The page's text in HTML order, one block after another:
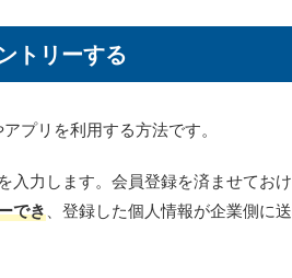
トリーする
プリを利用する方法です。
入力します。会員登録を済ませておけ
でき、登録した個人情報が企業側に送